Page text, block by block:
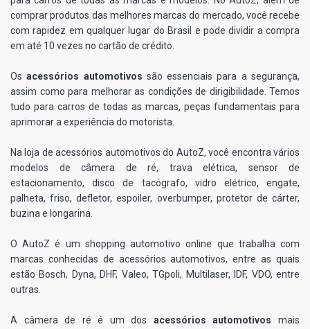
comprar produtos das melhores marcas do mercado, você recebe
com rapidez em qualquer lugar do Brasil e pode dividir a compra
em até 10 vezes no cartão de crédito.
Osacessórios automotivos são essenciais para a segurança,
assim como para melhorar as condições de dirigibilidade. Temos
tudo para carros de todas as marcas, peças fundamentais para
aprimorar a experiência do motorista.
Na loja de acessórios automotivos do AutoZ, você encontra vários
modelos de câmera de ré, trava elétrica, sensor de
estacionamento, disco de tacógrafo, vidro elétrico, engate,
palheta, friso, defletor, espoiler, overbumper, protetor de cárter,
buzina e longarina.
O AutoZ é um shopping automotivo online que trabalha com
marcas conhecidas de acessórios automotivos, entre as quais
estão Bosch, Dyna, DHF, Valeo, TGpoli, Multilaser, IDF, VDO, entre
outras.
A câmera de ré é um dos acessórios automotivos mais